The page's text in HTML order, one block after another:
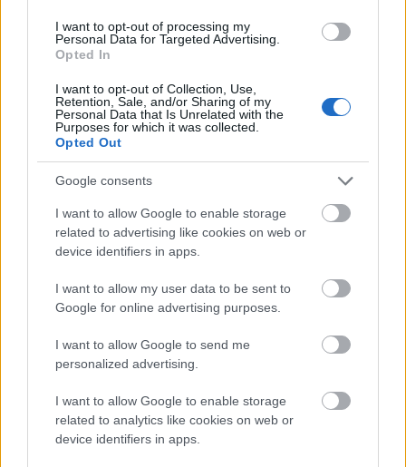
I want to opt-out of processing my
Personal Data for Targeted Advertising.
Opted In
I want to opt-out of Collection, Use,
Retention, Sale, and/or Sharing of my
Personal Data that Is Unrelated with the
Purposes for which it was collected.
Opted Out
Google consents
I want to allow Google to enable storage
related to advertising like cookies on web or
device identifiers in apps.
I want to allow my user data to be sent to
Google for online advertising purposes.
I want to allow Google to send me
personalized advertising.
I want to allow Google to enable storage
related to analytics like cookies on web or
device identifiers in apps.
Minden idők legjövedelmezőbbje és
legdrágábbja volt az amerikai foci vb -
gyorsmérleg
HÍREK
csavar a sztoriban
HÍREK 2026. júl. 19.